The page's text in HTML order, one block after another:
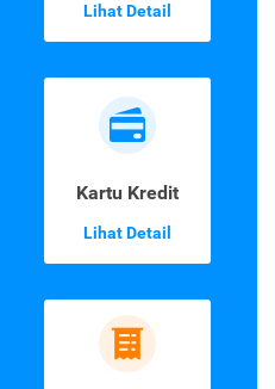
Lihat Detail
Kartu Kredit
Lihat Detail